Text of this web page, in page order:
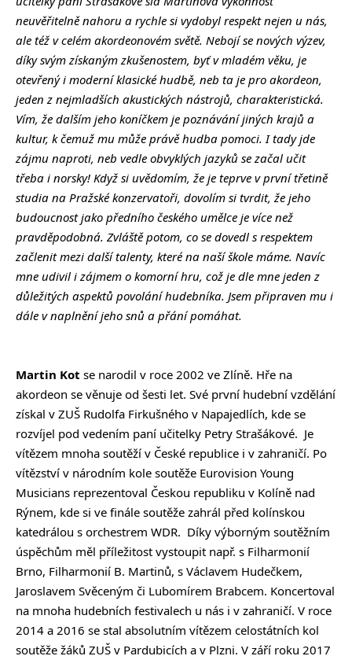
neuvěřitelně nahoru a rychle si vydobyl respekt nejen u nás,
ale též v celém akordeonovém světě. Nebojí se nových výzev,
díky svým získaným zkušenostem, byť v mladém věku, je
otevřený i moderní klasické hudbě, neb ta je pro akordeon,
jeden z nejmladších akustických nástrojů, charakteristická.
Vím, že dalším jeho koníčkem je poznávání jiných krajů a
kultur, k čemuž mu může právě hudba pomoci. I tady jde
zájmu naproti, neb vedle obvyklých jazyků se začal učit
třeba i norsky! Když si uvědomím, že je teprve v první třetině
studia na Pražské konzervatoři, dovolím si tvrdit, že jeho
budoucnost jako předního českého umělce je více než
pravděpodobná. Zvláště potom, co se dovedl s respektem
začlenit mezi další talenty, které na naší škole máme. Navíc
mne udivil i zájmem o komorní hru, což je dle mne jeden z
důležitých aspektů povolání hudebníka. Jsem připraven mu i
dále v naplnění jeho snů a přání pomáhat.
Martin Kot se narodil v roce 2002 ve Zlíně. Hře na
akordeon se věnuje od šesti let. Své první hudební vzdělání
získal v ZUŠ Rudolfa Firkušného v Napajedlích, kde se
rozvíjel pod vedením paní učitelky Petry Strašákové. Je
vítězem mnoha soutěží v České republice i v zahraničí. Po
vítězství v národním kole soutěže Eurovision Young
Musicians reprezentoval Českou republiku v Kolíně nad
Rýnem, kde si ve finále soutěže zahrál před kolínskou
katedrálou s orchestrem WDR. Díky výborným soutěžním
úspěchům měl příležitost vystoupit např. s Filharmonií
Brno, Filharmonií B. Martinů, s Václavem Hudečkem,
Jaroslavem Svěceným či Lubomírem Brabcem. Koncertoval
na mnoha hudebních festivalech u nás i v zahraničí. V roce
2014 a 2016 se stal absolutním vítězem celostátních kol
soutěže žáků ZUŠ v Pardubicích a v Plzni. V září roku 2017